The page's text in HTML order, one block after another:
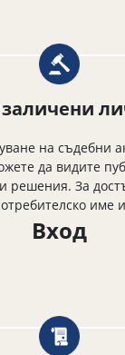
заличени
на съдебни
да видите
решения. За
име
Вход